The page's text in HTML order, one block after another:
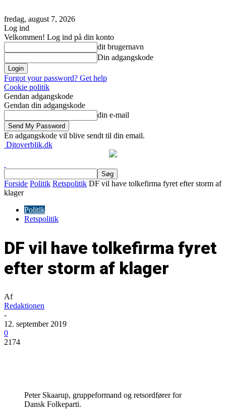
fredag, august 7, 2026
Log ind
Velkommen! Log ind på din konto
dit brugernavn
Din adgangskode
Forgot your password? Get help
Cookie politik
Gendan adgangskode
Gendan din adgangskode
din e-mail
En adgangskode vil blive sendt til din email.
Ditoverblik.dk
Forside Politik Retspolitik DF vil have tolkefirma fyret efter storm af
klager
Politik
Retspolitik
DF vil have tolkefirma fyret
efter storm af klager
Af
Redaktionen
-
12. september 2019
0
2174
Peter Skaarup, gruppeformand og retsordfører for
Dansk Folkeparti.